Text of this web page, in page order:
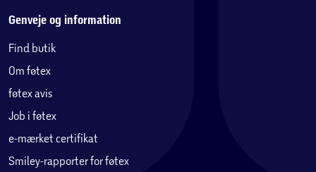
Genveje og information
Find butik
Om føtex
føtex avis
Job i føtex
e-mærket certifikat
Smiley-rapporter for føtex